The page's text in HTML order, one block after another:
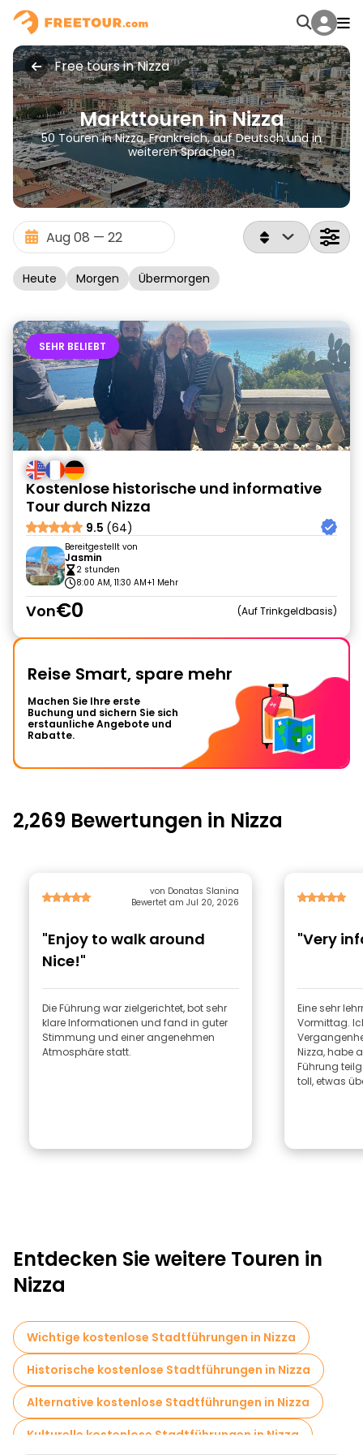
Free tours in Nizza
Markttouren in Nizza
50 Touren in Nizza, Frankreich, auf Deutsch und in
weiteren Sprachen
Heute Morgen Übermorgen
SEHR BELIEBT
Kostenlose historische und informative
Tour durch Nizza
9.5 (64)
Bereitgestellt von
Jasmin
2 stunden
8:00 AM, 11:30 AM+1 Mehr
Von€0 Auf Trinkgeldbasis
Reise Smart, spare mehr
Machen Sie Ihre erste
Buchung und sichern Sie sich
erstaunliche Angebote und
Rabatte.
2,269 Bewertungen in Nizza
von Donatas Slanina
Bewertet am Jul 20, 2026
"Enjoy to walk around
Nice!"
Die Führung war zielgerichtet, bot sehr
klare Informationen und fand in guter
Stimmung und einer angenehmen
Atmosphäre statt.
"Very
Eine sehr
Vormittag.
Nizza, habe
Führung
toll, etwas
Entdecken Sie weitere Touren in
Nizza
Wichtige kostenlose Stadtführungen in Nizza
Historische kostenlose Stadtführungen in Nizza
Alternative kostenlose Stadtführungen in Nizza
Kulturelle kostenlose Stadtführungen in Nizza